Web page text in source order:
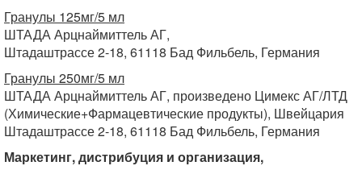
Гранулы 125мг/5 мл
ШТАДА Арцнаймиттель АГ,
Штадаштрассе 2-18, 61118 Бад Фильбель, Германия
Гранулы 250мг/5 мл
ШТАДА Арцнаймиттель АГ, произведено Цимекс АГ/ЛТД
(Химические+Фармацевтические продукты), Швейцария
Штадаштрассе 2-18, 61118 Бад Фильбель, Германия
Маркетинг, дистрибуция и организация,